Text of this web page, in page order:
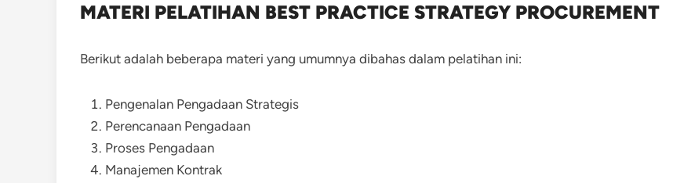
MATERI PELATIHAN BEST PRACTICE STRATEGY PROCUREMENT
Berikut adalah beberapa materi yang umumnya dibahas dalam pelatihan ini:
Pengenalan Pengadaan Strategis
Perencanaan Pengadaan
Proses Pengadaan
Manajemen Kontrak